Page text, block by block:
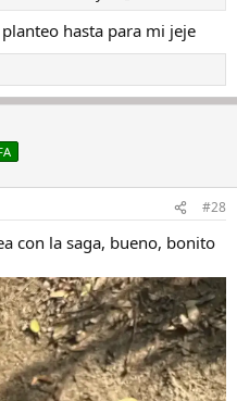
hasta para mi jeje
#28
con la saga, bueno, bonito